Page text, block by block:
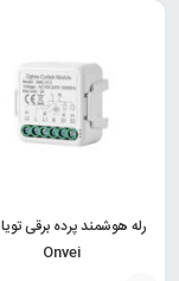
رله هوشمند پرده برقی
Onvei